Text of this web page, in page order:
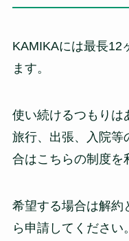
KAMIKAには最長12
ます。
使い続けるつもりは
旅行、出張、入院等
合はこちらの制度を
希望する場合は解約
ら申請してください。